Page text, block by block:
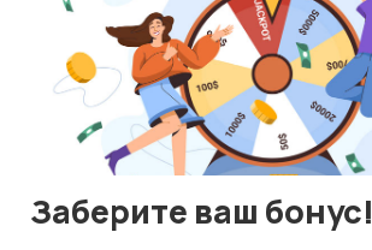
Магазины Блог
О нас
Служба поддержки
☕ Поддержать проект
Заберите ваш бонус!